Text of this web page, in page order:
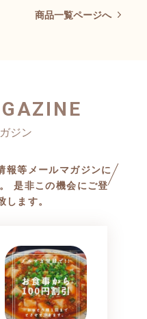
商品一覧ページへ
報等メールマガジンに
是非この機会にご登
します。